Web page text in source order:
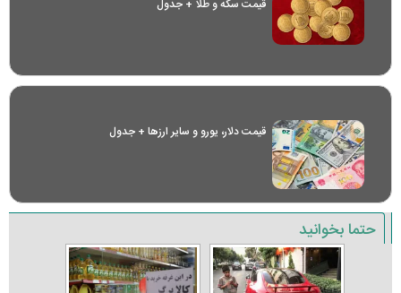
قیمت سکه و طلا + جدول
قیمت دلار، یورو و سایر ارز‌ها + جدول
حتما بخوانید